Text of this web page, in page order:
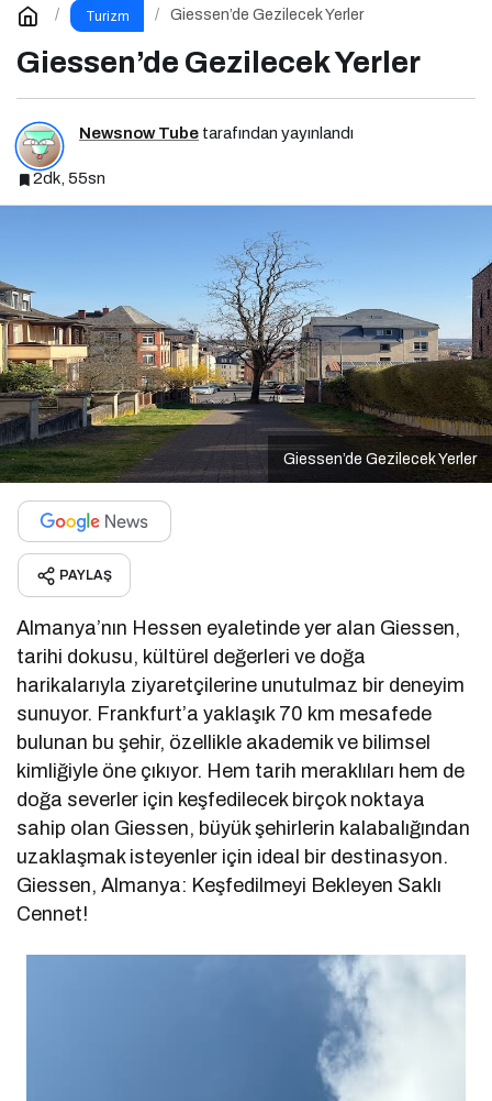
Turizm Giessen’de Gezilecek Yerler
Giessen’de Gezilecek Yerler
Newsnow Tube tarafından yayınlandı
2dk, 55sn
Giessen’de Gezilecek Yerler
PAYLAŞ
Almanya’nın Hessen eyaletinde yer alan Giessen,
tarihi dokusu, kültürel değerleri ve doğa
harikalarıyla ziyaretçilerine unutulmaz bir deneyim
sunuyor. Frankfurt’a yaklaşık 70 km mesafede
bulunan bu şehir, özellikle akademik ve bilimsel
kimliğiyle öne çıkıyor. Hem tarih meraklıları hem de
doğa severler için keşfedilecek birçok noktaya
sahip olan Giessen, büyük şehirlerin kalabalığından
uzaklaşmak isteyenler için ideal bir destinasyon.
Giessen, Almanya: Keşfedilmeyi Bekleyen Saklı
Cennet!